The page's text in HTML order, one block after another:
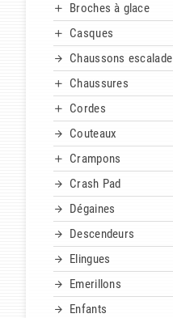
Broches à glace
Casques
Chaussons escalade
Chaussures
Cordes
Couteaux
Crampons
Crash Pad
Dégaines
Descendeurs
Elingues
Emerillons
Enfants